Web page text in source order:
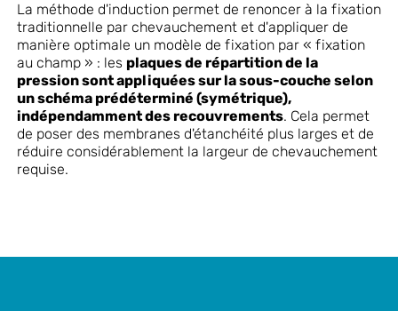
La méthode d'induction permet de renoncer à la fixation
traditionnelle par chevauchement et d'appliquer de
manière optimale un modèle de fixation par « fixation
au champ » : les plaques de répartition de la
pression sont appliquées sur la sous-couche selon
un schéma prédéterminé (symétrique),
indépendamment des recouvrements. Cela permet
de poser des membranes d'étanchéité plus larges et de
réduire considérablement la largeur de chevauchement
requise.